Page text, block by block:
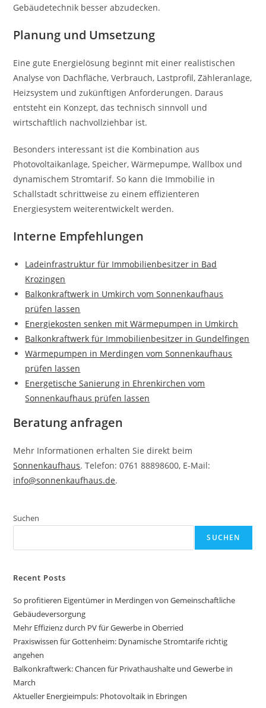
Gebäudetechnik besser abzudecken.
Planung und Umsetzung
Eine gute Energielösung beginnt mit einer realistischen
Analyse von Dachfläche, Verbrauch, Lastprofil, Zähleranlage,
Heizsystem und zukünftigen Anforderungen. Daraus
entsteht ein Konzept, das technisch sinnvoll und
wirtschaftlich nachvollziehbar ist.
Besonders interessant ist die Kombination aus
Photovoltaikanlage, Speicher, Wärmepumpe, Wallbox und
dynamischem Stromtarif. So kann die Immobilie in
Schallstadt schrittweise zu einem effizienteren
Energiesystem weiterentwickelt werden.
Interne Empfehlungen
Ladeinfrastruktur für Immobilienbesitzer in Bad
Krozingen
Balkonkraftwerk in Umkirch vom Sonnenkaufhaus
prüfen lassen
Energiekosten senken mit Wärmepumpen in Umkirch
Balkonkraftwerk für Immobilienbesitzer in Gundelfingen
Wärmepumpen in Merdingen vom Sonnenkaufhaus
prüfen lassen
Energetische Sanierung in Ehrenkirchen vom
Sonnenkaufhaus prüfen lassen
Beratung anfragen
Mehr Informationen erhalten Sie direkt beim
Sonnenkaufhaus. Telefon: 0761 88898600, E-Mail:
info@sonnenkaufhaus.de.
Suchen
SUCHEN
Recent Posts
So profitieren Eigentümer in Merdingen von Gemeinschaftliche
Gebäudeversorgung
Mehr Effizienz durch PV für Gewerbe in Oberried
Praxiswissen für Gottenheim: Dynamische Stromtarife richtig
angehen
Balkonkraftwerk: Chancen für Privathaushalte und Gewerbe in
March
Aktueller Energieimpuls: Photovoltaik in Ebringen